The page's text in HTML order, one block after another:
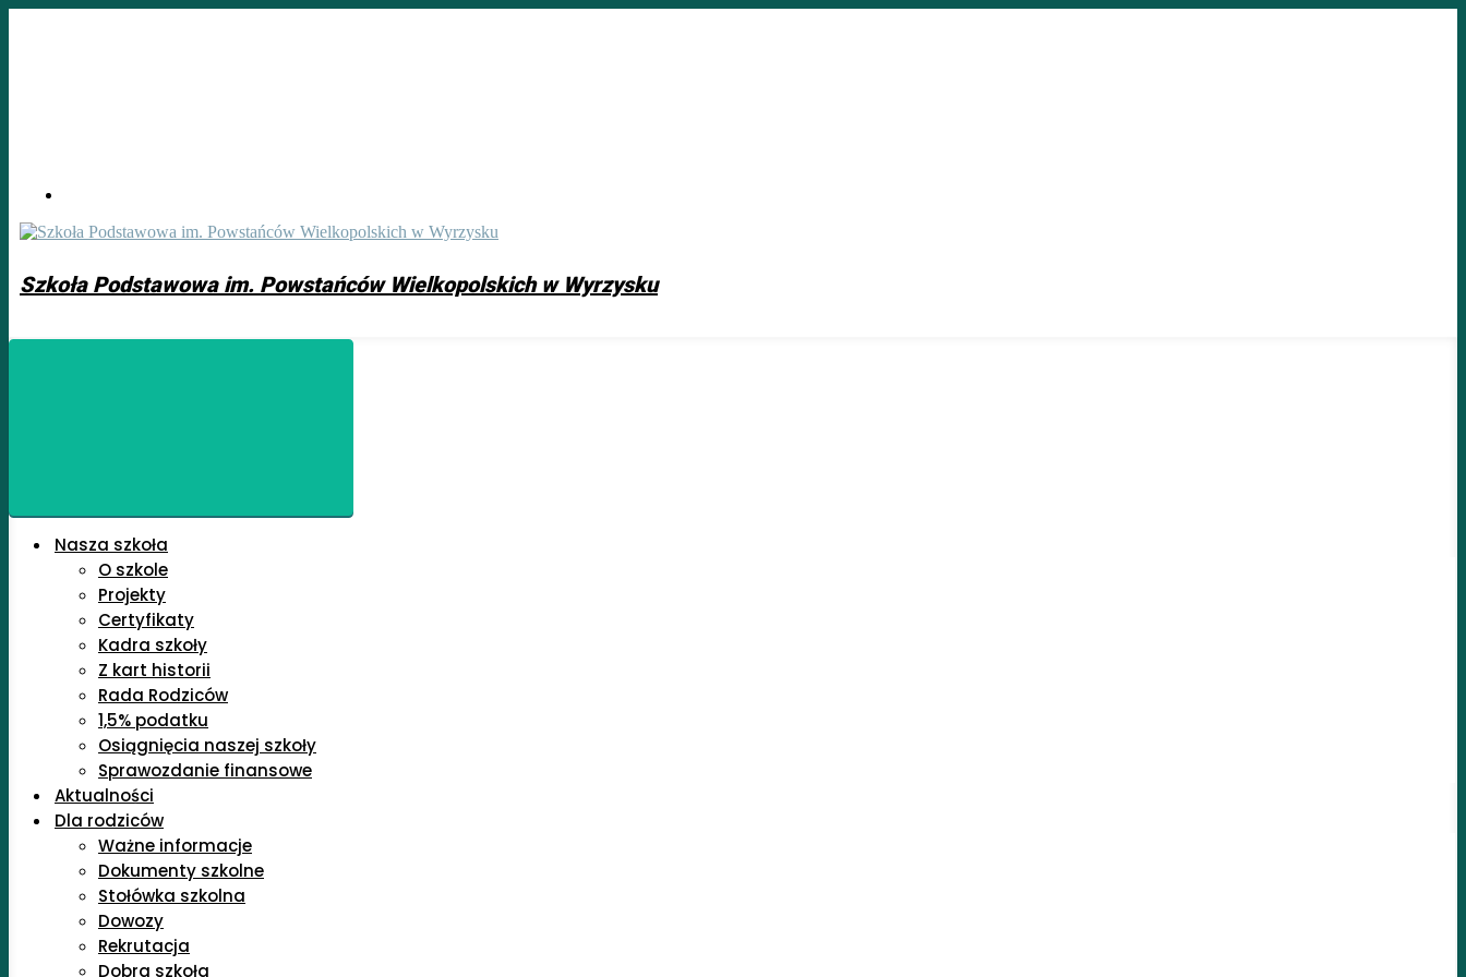
Szkoła Podstawowa im. Powstańców Wielkopolskich w Wyrzysku
Nasza szkoła
O szkole
Projekty
Certyfikaty
Kadra szkoły
Z kart historii
Rada Rodziców
1,5% podatku
Osiągnięcia naszej szkoły
Sprawozdanie finansowe
Aktualności
Dla rodziców
Ważne informacje
Dokumenty szkolne
Stołówka szkolna
Dowozy
Rekrutacja
Dobra szkoła